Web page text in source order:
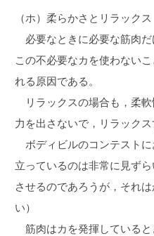
（ホ）柔らかさとリラックス
必要なときに必要な筋肉だ
この不必要なカを使わない
れる原因である。
リラックスの場合も，柔軟
力を出さないで，リラック
ボディビルのコンテストに
立っているのは非常に見ず
させるのであろうが，それ
い）
筋肉はカを発揮していると